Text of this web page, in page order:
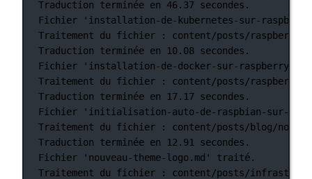
Traduction
terminée en 46.37
secondes.
Fichier
'installation-de-kubernetes-sur-
Traitement
du fichier :
content/posts/
Traduction
terminée en 10.08 secondes.
Fichier
'installation-de-docker-sur-raspberry-
Traitement
du fichier :
content/posts/
Traduction
terminée en 17.17
secondes.
Fichier
'initialisation-auto-de-raspbian-sur-
Traitement
du fichier :
content/posts/blog/
Traduction
terminée en 12.91
secondes.
Fichier
'nouveau-theme-logo.md'
traité.
Traitement
du fichier :
content/posts/